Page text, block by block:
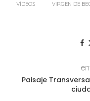
VÍDEOS VIRGEN DE
Paisaje